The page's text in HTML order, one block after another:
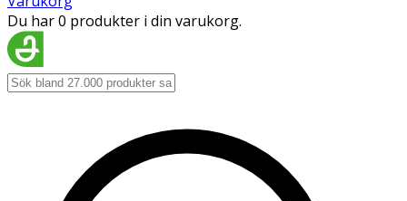
Du har 0 produkter i din varukorg.